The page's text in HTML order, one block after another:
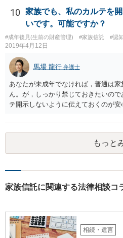
10
家族でも、私のカルテを
いです。可能ですか？
#成年後見(生前の財産管理) #家族信託 #認
2019年4月12日
馬場 龍行 弁護士
あなたが未成年でなければ，普通は
ん。が，しっかり禁じておきたいの
テ開示しないように伝えておくのが
可能性は低いのでコストパフォーマ
がします。
もっと
家族信託に関連する法律相談コ
相続・遺言